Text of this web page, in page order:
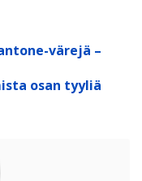
värejä –
osan tyyliä